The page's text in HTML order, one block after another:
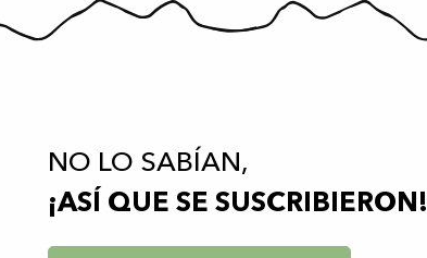
NO LO SABÍAN,
¡ASÍ QUE SE SUSCRIBIERON!